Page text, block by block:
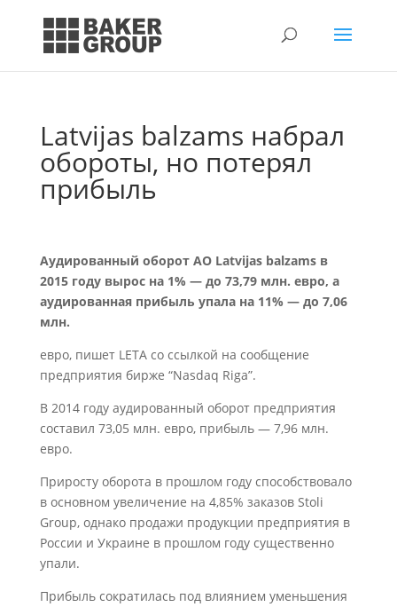
Latvijas balzams набрал
обороты, но потерял
прибыль
Аудированный оборот АО Latvijas balzams в
2015 году вырос на 1% — до 73,79 млн. евро, а
аудированная прибыль упала на 11% — до 7,06
млн.
евро, пишет LETA со ссылкой на сообщение
предприятия бирже “Nasdaq Riga”.
В 2014 году аудированный оборот предприятия
составил 73,05 млн. евро, прибыль — 7,96 млн.
евро.
Приросту оборота в прошлом году способствовало
в основном увеличение на 4,85% заказов Stoli
Group, однако продажи продукции предприятия в
России и Украине в прошлом году существенно
упали.
Прибыль сократилась под влиянием уменьшения